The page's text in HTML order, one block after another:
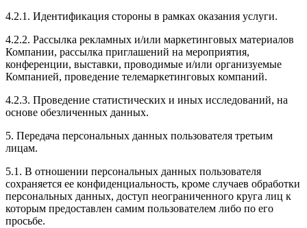
4.2.1. Идентификация стороны в рамках оказания услуги.
4.2.2. Рассылка рекламных и/или маркетинговых материалов
Компании, рассылка приглашений на мероприятия,
конференции, выставки, проводимые и/или организуемые
Компанией, проведение телемаркетинговых компаний.
4.2.3. Проведение статистических и иных исследований, на
основе обезличенных данных.
5. Передача персональных данных пользователя третьим
лицам.
5.1. В отношении персональных данных пользователя
сохраняется ее конфиденциальность, кроме случаев обработки
персональных данных, доступ неограниченного круга лиц к
которым предоставлен самим пользователем либо по его
просьбе.